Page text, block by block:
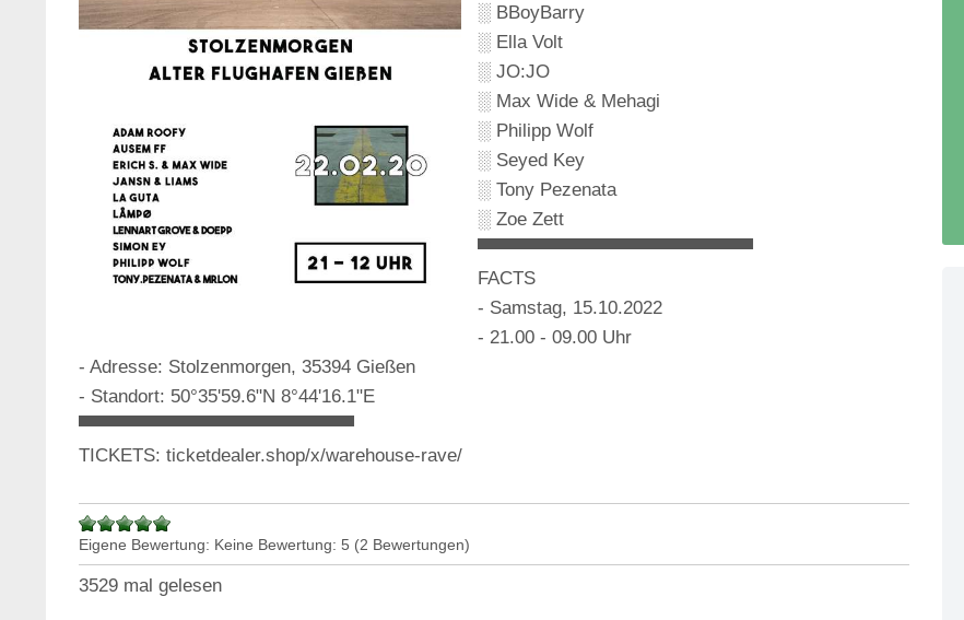
░ BBoyBarry
░ Ella Volt
░ JO:JO
░ Max Wide & Mehagi
░ Philipp Wolf
░ Seyed Key
░ Tony Pezenata
░ Zoe Zett
▀▀▀▀▀▀▀▀▀▀▀▀▀▀▀▀▀▀▀▀▀
FACTS
- Samstag, 15.10.2022
- 21.00 - 09.00 Uhr
- Adresse: Stolzenmorgen, 35394 Gießen
- Standort: 50°35'59.6"N 8°44'16.1"E
▀▀▀▀▀▀▀▀▀▀▀▀▀▀▀▀▀▀▀▀▀
TICKETS: ticketdealer.shop/x/warehouse-rave/
Eigene Bewertung: Keine Bewertung: 5 (2 Bewertungen)
3529 mal gelesen